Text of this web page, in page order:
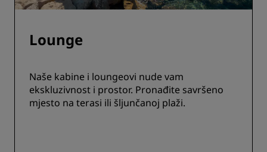
Lounge
Naše kabine i loungeovi nude vam
ekskluzivnost i prostor. Pronađite savršeno
mjesto na terasi ili šljunčanoj plaži.